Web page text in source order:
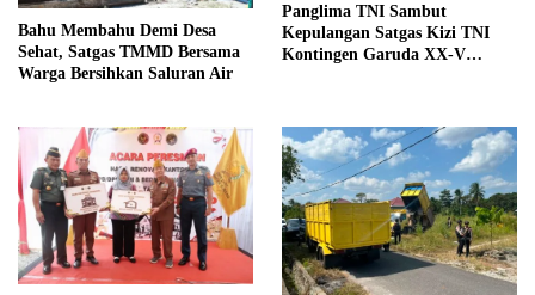
Bahu Membahu Demi Desa
Sehat, Satgas TMMD Bersama
Warga Bersihkan Saluran Air
Panglima TNI Sambut
Kepulangan Satgas Kizi TNI
Kontingen Garuda XX-V